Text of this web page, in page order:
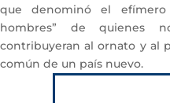
que denominó el efímero
hombres” de quienes
contribuyeran al ornato y al
común de un país nuevo.